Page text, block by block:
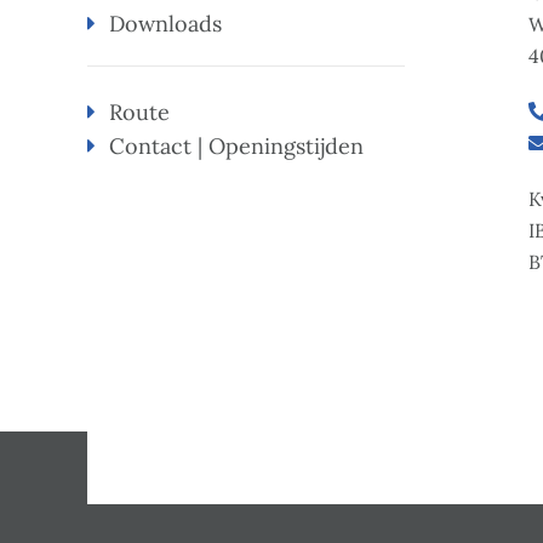
Downloads
Route
Contact | Openingstijden